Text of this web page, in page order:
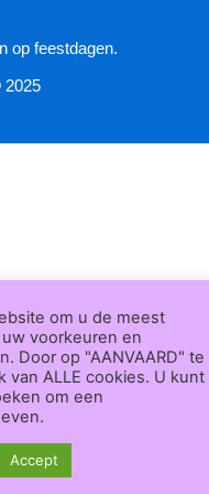
op feestdagen.
2025
om u de meest
voorkeuren en
Door op "AANVAARD" te
van ALLE cookies. U kunt
om een
Accept